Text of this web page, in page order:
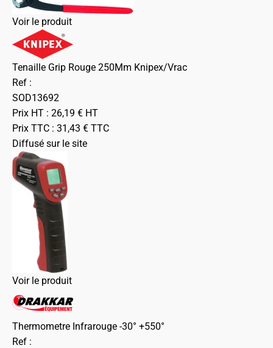
Voir le produit
Tenaille Grip Rouge 250Mm Knipex/Vrac
Ref :
SOD13692
Prix HT : 26,19 € HT
Prix TTC : 31,43 € TTC
Diffusé sur le site
Voir le produit
Thermometre Infrarouge -30° +550°
Ref :